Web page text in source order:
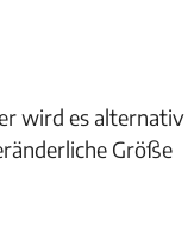
wird es alternativ
Größe